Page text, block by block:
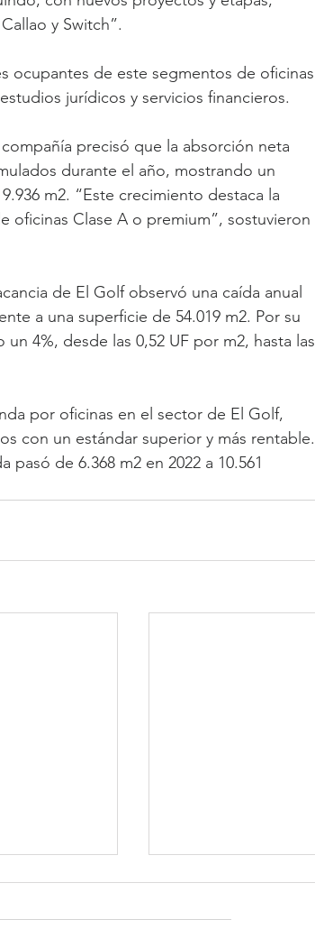
y Switch”.
ocupantes de este segmentos de oficinas
jurídicos y servicios financieros.
precisó que la absorción neta
durante el año, mostrando un
m2. “Este crecimiento destaca la
oficinas Clase A o premium”, sostuvieron
de El Golf observó una caída anual
a una superficie de 54.019 m2. Por su
4%, desde las 0,52 UF por m2, hasta las
por oficinas en el sector de El Golf,
con un estándar superior y más rentable.
de 6.368 m2 en 2022 a 10.561